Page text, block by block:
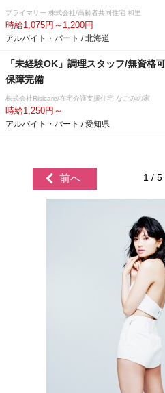
プライマリー 株式会社/高齢者共同住宅 和里
時給1,075円～1,200円
アルバイト・パート / 北海道
「未経験OK」調理スタッフ/無資格
保障完備
株式会社Risicare/在宅介護支援住宅 なごみの家
時給1,250円～
アルバイト・パート / 愛知県
前へ 1 / 5